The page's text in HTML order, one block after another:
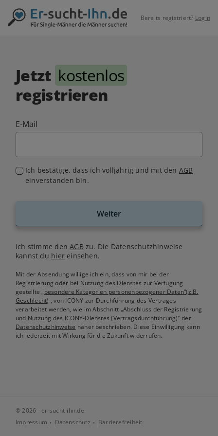
Bereits registriert? Login
Jetzt kostenlos
registrieren
E-Mail
Ich bestätige, dass ich volljährig und mit den AGB
einverstanden bin.
Weiter
Ich stimme denAGB zu. Die Datenschutzhinweise
kannst du hiereinsehen.
Mit der Absendung willige ich ein, dass von mir bei der
Registrierung oder bei Nutzung des Dienstes zur Verfügung
gestellte„besondere Kategorien personenbezogener Daten“(z.B.
Geschlecht) , von ICONY zur Durchführung des Vertrages
verarbeitet werden, wie im Abschnitt „Abschluss der Registrierung
und Nutzung des ICONY-Dienstes (Vertragsdurchführung)“ der
Datenschutzhinweise näher beschrieben. Diese Einwilligung kann
ich jederzeit mit Wirkung für die Zukunft widerrufen.
© 2026 - er-sucht-ihn.de
Impressum
Datenschutz Barrierefreiheit